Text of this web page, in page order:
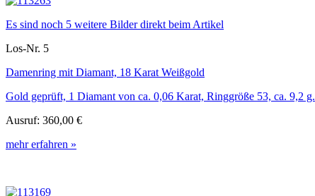
Es sind noch 5 weitere Bilder direkt beim Artikel
Los-Nr. 5
Damenring mit Diamant, 18 Karat Weißgold
Gold geprüft, 1 Diamant von ca. 0,06 Karat, Ringgröße 53, ca. 9,2 g.
Ausruf: 360,00 €
mehr erfahren »